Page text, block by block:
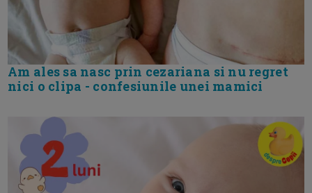
Am ales sa nasc prin cezariana si nu regret
nici o clipa - confesiunile unei mamici